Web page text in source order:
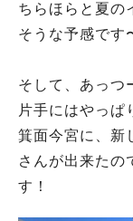
ちらほらと夏の
そうな予感です
そして、あっつ
片手にはやっぱ
箕面今宮に、新
さんが出来たの
す！